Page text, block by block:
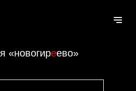
я «новогиреево»